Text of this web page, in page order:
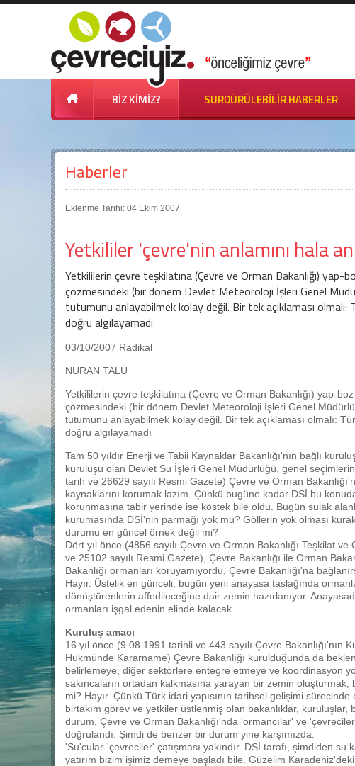
BİZ KİMİZ? SÜRDÜRÜLEBİLİR HABERLER
Haberler
Eklenme Tarihi: 04 Ekim 2007
Yetkililer 'çevre'nin anlamını hala
Yetkililerin çevre teşkilatına (Çevre ve Orman Bakanlığı) yap-
çözmesindeki (bir dönem Devlet Meteoroloji İşleri Genel
tutumunu anlayabilmek kolay değil. Bir tek açıklaması
doğru algılayamadı
03/10/2007 Radikal
NURAN TALU
Yetkililerin çevre teşkilatına (Çevre ve Orman Bakanlığı) yap-
çözmesindeki (bir dönem Devlet Meteoroloji İşleri Genel
tutumunu anlayabilmek kolay değil. Bir tek açıklaması olmalı:
doğru algılayamadı
Tam 50 yıldır Enerji ve Tabii Kaynaklar Bakanlığı'nın bağlı
kuruluşu olan Devlet Su İşleri Genel Müdürlüğü, genel
tarih ve 26629 sayılı Resmi Gazete) Çevre ve Orman
kaynaklarını korumak lazım. Çünkü bugüne kadar DSİ bu
korunmasına tabir yerinde ise köstek bile oldu. Bugün sulak
kurumasında DSİ'nin parmağı yok mu? Göllerin yok olması
durumu en güncel örnek değil mi?
Dört yıl önce (4856 sayılı Çevre ve Orman Bakanlığı Teşkilat
ve 25102 sayılı Resmi Gazete), Çevre Bakanlığı ile Orman
Bakanlığı ormanları koruyamıyordu, Çevre Bakanlığı'na
Hayır. Üstelik en günceli, bugün yeni anayasa taslağında
dönüştürenlerin affedileceğine dair zemin hazırlanıyor.
ormanları işgal edenin elinde kalacak.
Kuruluş amacı
16 yıl önce (9.08.1991 tarihli ve 443 sayılı Çevre Bakanlığı'nın
Hükmünde Kararname) Çevre Bakanlığı kurulduğunda da
belirlemeye, diğer sektörlere entegre etmeye ve koordinasyon
sakıncaların ortadan kalkmasına yarayan bir zemin
mi? Hayır. Çünkü Türk idari yapısının tarihsel gelişimi sürecinde
birtakım görev ve yetkiler üstlenmiş olan bakanlıklar,
durum, Çevre ve Orman Bakanlığı'nda 'ormancılar' ve
doğrulandı. Şimdi de benzer bir durum yine karşımızda.
'Su'cular-'çevreciler' çatışması yakındır. DSİ tarafı, şimdiden su
yatırım bizim işimiz demeye başladı bile. Güzelim